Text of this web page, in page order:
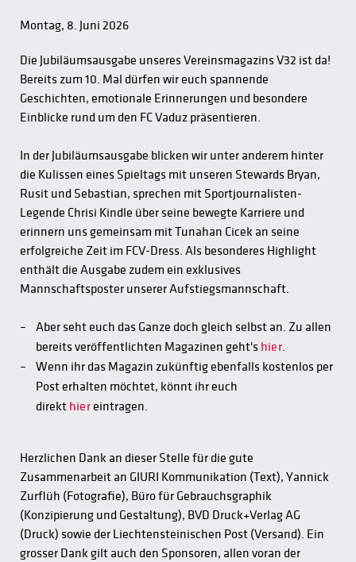
Montag, 8. Juni 2026
Die Jubiläumsausgabe unseres Vereinsmagazins V32 ist da!
Bereits zum 10. Mal dürfen wir euch spannende
Geschichten, emotionale Erinnerungen und besondere
Einblicke rund um den FC Vaduz präsentieren.
In der Jubiläumsausgabe blicken wir unter anderem hinter
die Kulissen eines Spieltags mit unseren Stewards Bryan,
Rusit und Sebastian, sprechen mit Sportjournalisten-
Legende Chrisi Kindle über seine bewegte Karriere und
erinnern uns gemeinsam mit Tunahan Cicek an seine
erfolgreiche Zeit im FCV-Dress. Als besonderes Highlight
enthält die Ausgabe zudem ein exklusives
Mannschaftsposter unserer Aufstiegsmannschaft.
Aber seht euch das Ganze doch gleich selbst an. Zu allen
bereits veröffentlichten Magazinen geht's hier.
Wenn ihr das Magazin zukünftig ebenfalls kostenlos per
Post erhalten möchtet, könnt ihr euch
direkt hiereintragen.
Herzlichen Dank an dieser Stelle für die gute
Zusammenarbeit an GIURI Kommunikation (Text), Yannick
Zurflüh (Fotografie), Büro für Gebrauchsgraphik
(Konzipierung und Gestaltung), BVD Druck+Verlag AG
(Druck) sowie der Liechtensteinischen Post (Versand). Ein
grosser Dank gilt auch den Sponsoren, allen voran der